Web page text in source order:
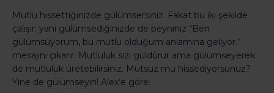
Mutlu hissettiğinizde gülümsersiniz. Fakat bu iki şekilde
çalışır: yani gülümsediğinizde de beyniniz “Ben
gülümsüyorum, bu mutlu olduğum anlamına geliyor.”
mesajını çıkarır. Mutluluk sizi güldürür ama gülümseyerek
de mutluluk üretebilirsiniz. Mutsuz mu hissediyorsunuz?
Yine de gülümseyin! Alex’e göre: